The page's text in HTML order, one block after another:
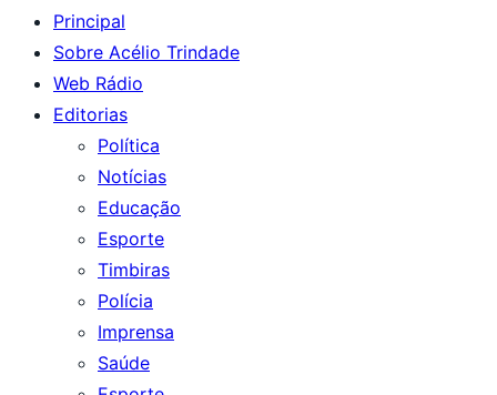
Principal
Sobre Acélio Trindade
Web Rádio
Editorias
Política
Notícias
Educação
Esporte
Timbiras
Polícia
Imprensa
Saúde